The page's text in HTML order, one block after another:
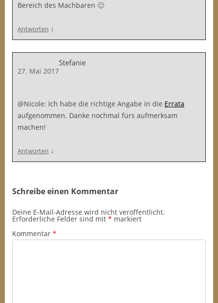
Bereich des Machbaren 🙂
Antworten ↓
Stefanie
27. Mai 2017
@Nicole: Ich habe die richtige Angabe in die Errata
aufgenommen. Danke nochmal fürs aufmerksam
machen!
Antworten ↓
Schreibe einen Kommentar
Deine E-Mail-Adresse wird nicht veröffentlicht.
Erforderliche Felder sind mit * markiert
Kommentar *